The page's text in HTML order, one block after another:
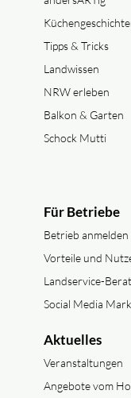
Tipps & Tricks
Landwissen
NRW erleben
Balkon & Garten
Schock Mutti
Für Betriebe
Betrieb anmelden
Vorteile und
Landservice-
Social Media
Aktuelles
Veranstaltungen
Angebote vom